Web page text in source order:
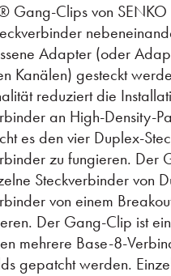
Gang-Clips von SENKO
Adapter (oder
Kanälen) gesteckt
reduziert die
an High-Density-
es den vier Duplex-
zu fungieren. Der
Steckverbinder von
von einem
Der Gang-Clip ist
mehrere Base-8-
gepatcht werden.